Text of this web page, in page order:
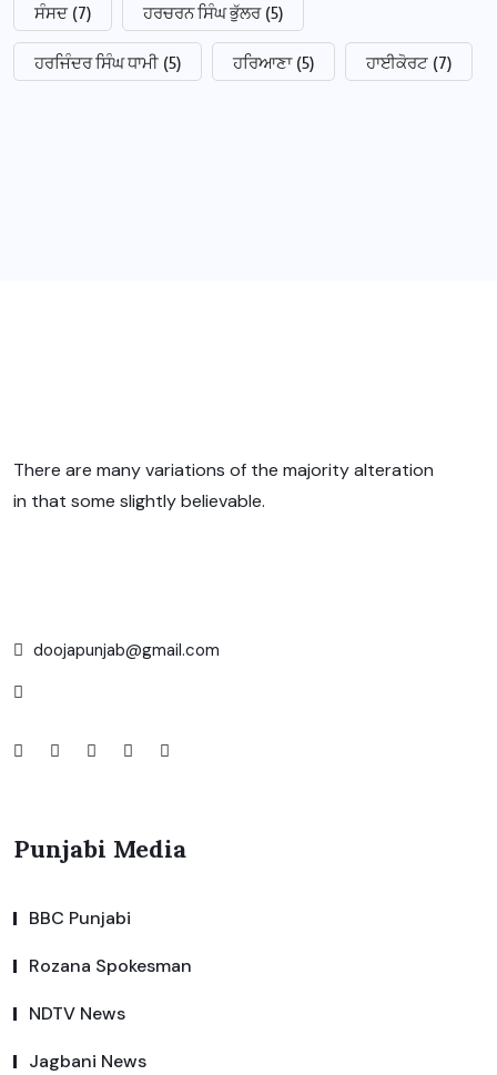
ਸੰਸਦ (7) ਹਰਚਰਨ ਸਿੰਘ ਭੁੱਲਰ (5)
ਹਰਜਿੰਦਰ ਸਿੰਘ ਧਾਮੀ (5) ਹਰਿਆਣਾ (5) ਹਾਈਕੋਰਟ (7)
There are many variations of the majority alteration
in that some slightly believable.
doojapunjab@gmail.com
Punjabi Media
BBC Punjabi
Rozana Spokesman
NDTV News
Jagbani News